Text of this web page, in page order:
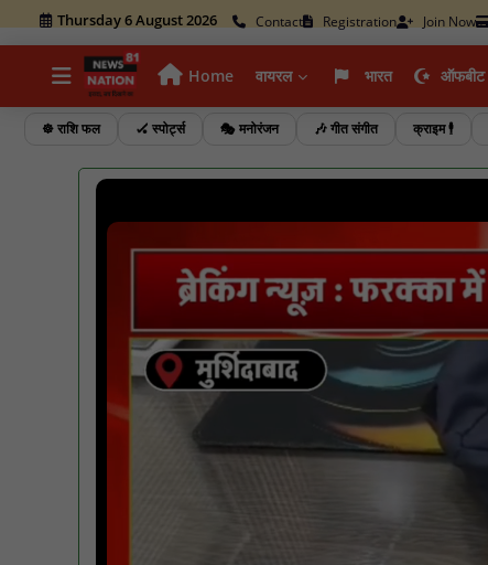
Thursday 6 August 2026 Contact Registration Join Now
Home वायरल भारत ऑफबीट
☸️ राशि फल 🏑 स्पोर्ट्स 🎭 मनोरंजन 🎶 गीत संगीत क्राइम 🕴️